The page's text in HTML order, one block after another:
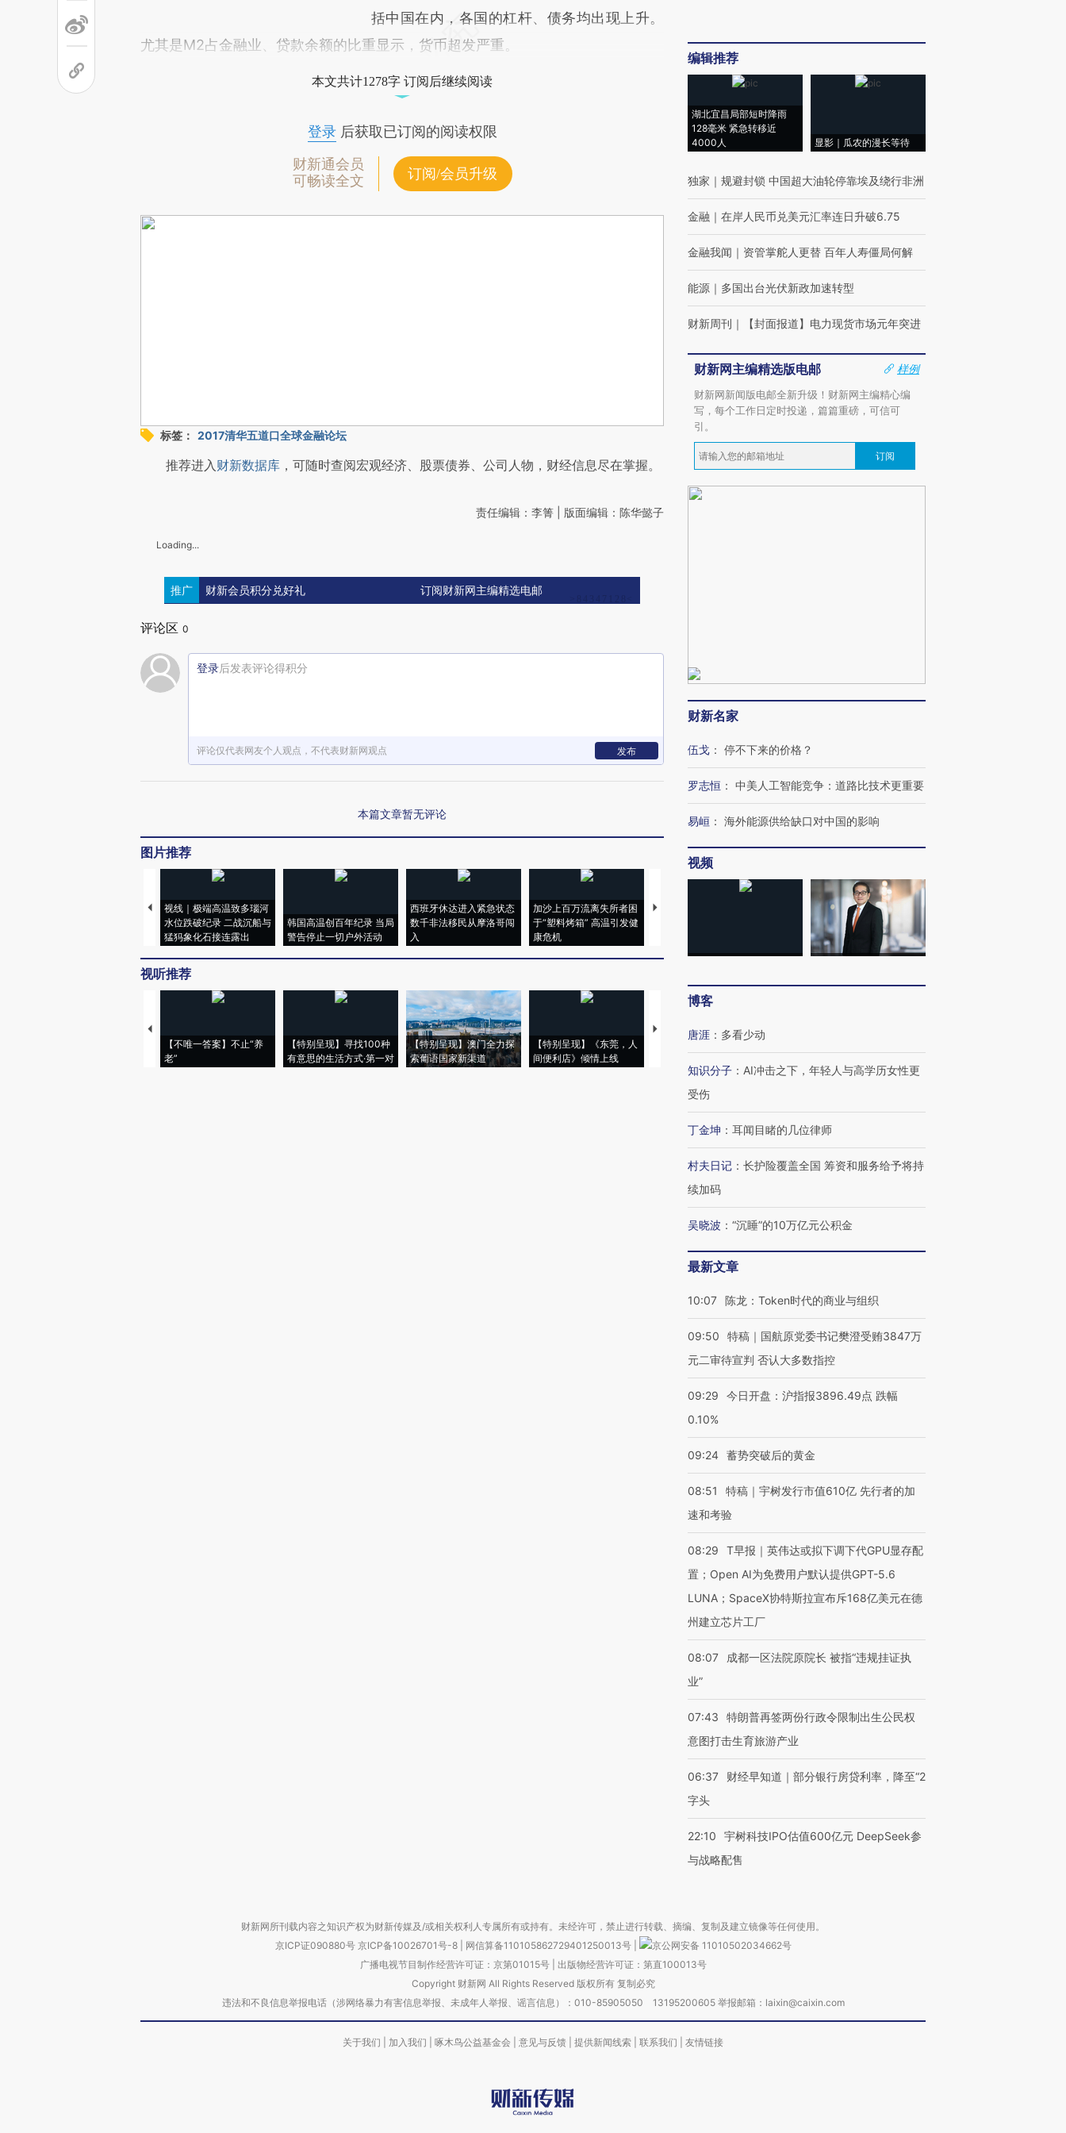
括中国在内，各国的杠杆、债务均出现上升。
尤其是M2占金融业、贷款余额的比重显示，货币超发严重。
本文共计1278字 订阅后继续阅读
登录后获取已订阅的阅读权限
财新通会员
可畅读全文
订阅/会员升级
标签： 2017清华五道口全球金融论坛
推荐进入财新数据库 ，可随时查阅宏观经济、股票债券、公司人物，财经信息尽在掌握。
责任编辑：李箐 | 版面编辑：陈华懿子
Loading...
推广 财新会员积分兑好礼 订阅财新网主编精选电邮
评论区 0
登录后发表评论得积分
评论仅代表网友个人观点，不代表财新网观点 发布
本篇文章暂无评论
图片推荐
视线｜极端高温致多瑙河
水位跌破纪录 二战沉船与
猛犸象化石接连露出
韩国高温创百年纪录 当局
警告停止一切户外活动
西班牙休达进入紧急状态
数千非法移民从摩洛哥闯
入
加沙上百万流离失所者困
于“塑料烤箱” 高温引发健
康危机
视线｜HYROX的吸金
马航飞行员跨国走私7万
粒摇头丸 尿检体内含3种
视线｜被称为“蟑螂”的印
度Z世代 用街头抗争将教
育部长拱下台
视听推荐
【不唯一答案】不止“养
老”
【特别呈现】寻找100种
有意思的生活方式·第一对
【特别呈现】澳门全力探
索葡语国家新渠道
【特别呈现】《东莞，人
间便利店》倾情上线
【推广】走进第四届链博
会，让数智科技“链”接产
编辑推荐
湖北宜昌局部短时降雨
128毫米 紧急转移近
4000人
显影｜瓜农的漫长等待
独家 ｜ 规避封锁 中国超大油轮停靠埃及绕行非洲
金融 ｜ 在岸人民币兑美元汇率连日升破6.75
金融我闻 ｜ 资管掌舵人更替 百年人寿僵局何解
能源 ｜ 多国出台光伏新政加速转型
财新周刊 ｜ 【封面报道】电力现货市场元年突进
财新网主编精选版电邮
样例
财新网新闻版电邮全新升级！财新网主编精心编
写，每个工作日定时投递，篇篇重磅，可信可
引。
订阅
财新名家
伍戈 ： 停不下来的价格？
罗志恒 ： 中美人工智能竞争：道路比技术更重要
易峘 ： 海外能源供给缺口对中国的影响
视频
博客
唐涯 ： 多看少动
知识分子 ： AI冲击之下，年轻人与高学历女性更
受伤
丁金坤 ： 耳闻目睹的几位律师
村夫日记 ： 长护险覆盖全国 筹资和服务给予将持
续加码
吴晓波 ： “沉睡”的10万亿元公积金
最新文章
10:07 陈龙：Token时代的商业与组织
09:50
特稿｜国航原党委书记樊澄受贿3847万
元二审待宣判 否认大多数指控
09:29
今日开盘：沪指报3896.49点 跌幅
0.10%
09:24 蓄势突破后的黄金
08:51
特稿｜宇树发行市值610亿 先行者的加
速和考验
08:29
T早报｜英伟达或拟下调下代GPU显存配
置；Open AI为免费用户默认提供GPT-5.6
LUNA；SpaceX协特斯拉宣布斥168亿美元在德
州建立芯片工厂
08:07
成都一区法院原院长 被指“违规挂证执
业”
07:43
特朗普再签两份行政令限制出生公民权
意图打击生育旅游产业
06:37
财经早知道｜部分银行房贷利率，降至“2
字头
22:10
宇树科技IPO估值600亿元 DeepSeek参
与战略配售
财新网所刊载内容之知识产权为财新传媒及/或相关权利人专属所有或持有。未经许可，禁止进行转载、摘编、复制及建立镜像等任何使用。
京ICP证090880号 京ICP备10026701号-8 网信算备110105862729401250013号
京公网安备 11010502034662号
广播电视节目制作经营许可证：京第01015号| 出版物经营许可证：第直100013号
Copyright 财新网 All Rights Reserved 版权所有 复制必究
违法和不良信息举报电话（涉网络暴力有害信息举报、未成年人举报、谣言信息）：010-85905050 13195200605 举报邮箱：laixin@caixin.com
关于我们 加入我们 啄木鸟公益基金会 意见与反馈 提供新闻线索 联系我们 友情链接